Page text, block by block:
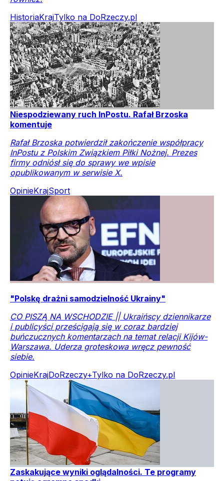
HistoriaKrajTylko na DoRzeczy.pl
Niespodziewany ruch InPostu. Rafał Brzoska
komentuje
Rafał Brzoska potwierdził zakończenie współpracy
InPostu z Polskim Związkiem Piłki Nożnej. Prezes
firmy odniósł się do sprawy we wpisie
opublikowanym w serwisie X.
OpinieKrajSport
"Polskę drażni samodzielność Ukrainy"
CO PISZĄ NA WSCHODZIE || Ukraińscy dziennikarze
i publicyści prześcigają się w coraz bardziej
buńczucznych komentarzach na temat relacji Kijów-
Warszawa. Uderza groteskowa wręcz pewność
siebie.
OpinieKrajDoRzeczy+Tylko na DoRzeczy.pl
Zaskakujące wyniki oglądalności. Te programy